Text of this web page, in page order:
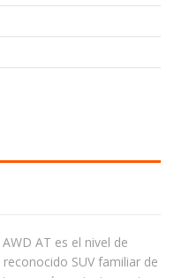
AT es el nivel de
SUV familiar de